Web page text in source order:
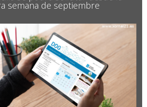
semana de septiembre